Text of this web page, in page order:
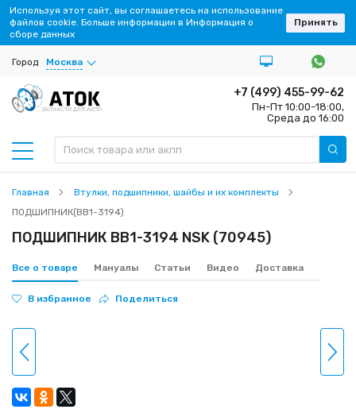
Город Москва
ЗАПЧАСТИ ДЛЯ АКПП
+7 (499) 455-99-62
Пн-Пт 10:00-18:00,
Среда до 16:00
Главная
Втулки, подшипники, шайбы и их комплекты
ПОДШИПНИК(BB1-3194)
ПОДШИПНИК BB1-3194 NSK (70945)
Все о товаре Мануалы Статьи Видео Доставка
В избранное Поделиться
Используя этот сайт, вы соглашаетесь на использование
файлов cookie. Больше информации в Информация о
сборе данных
Принять